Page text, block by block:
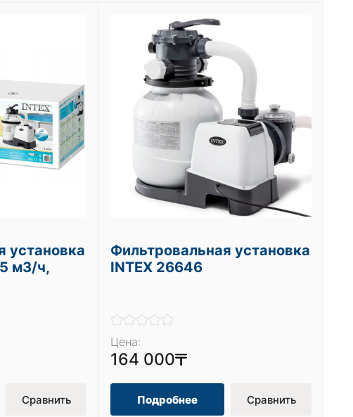
установка
м3/ч,
Сравнить
Фильтровальная установка
INTEX 26646
Цена:
164 000
Подробнее Сравнить